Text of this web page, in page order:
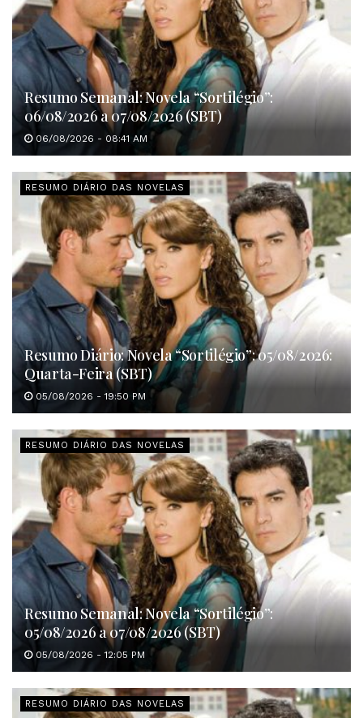
Resumo Semanal: Novela “Sortilégio”:
06/08/2026 a 07/08/2026 (SBT)
06/08/2026 - 08:41 AM
RESUMO DIÁRIO DAS NOVELAS
Resumo Diário: Novela “Sortilégio”: 05/08/2026:
Quarta-Feira (SBT)
05/08/2026 - 19:50 PM
RESUMO DIÁRIO DAS NOVELAS
Resumo Semanal: Novela “Sortilégio”:
05/08/2026 a 07/08/2026 (SBT)
05/08/2026 - 12:05 PM
RESUMO DIÁRIO DAS NOVELAS